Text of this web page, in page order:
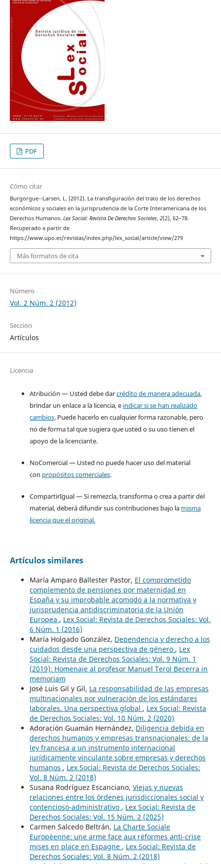
PDF
Cómo citar
Burgorgue--Larsen, L. (2012). La transfiguración del trato de los derechos
económicos y sociales en la jurisprudencia de la Corte Interamericana de los
Derechos Humanos. Lex Social: Revista De Derechos Sociales, 2(2), 62–78.
Recuperado a partir de
https://www.upo.es/revistas/index.php/lex_social/article/view/279
Más formatos de cita
Número
Vol. 2 Núm. 2 (2012)
Sección
Artículos
Licencia
Atribución — Usted debe darcrédito de manera adecuada,
brindar un enlace a la licencia, e indicar si se han realizado
cambios. Puede hacerlo en cualquier forma razonable, pero
no de forma tal que sugiera que usted o su uso tienen el
apoyo de la licenciante.
NoComercial — Usted no puede hacer uso del material
con propósitos comerciales.
CompartirIgual — Si remezcla, transforma o crea a partir del
material, deberá difundir sus contribuciones bajo la misma
licencia que el original.
Artículos similares
María Amparo Ballester Pastor, El comprometido
complemento de pensiones por maternidad en
España y su improbable acomodo a la normativa y
jurisprudencia antidiscriminatoria de la Unión
Europea , Lex Social: Revista de Derechos Sociales: Vol.
6 Núm. 1 (2016)
María Holgado González, Dependencia y derecho a los
cuidados desde una perspectiva de género , Lex
Social: Revista de Derechos Sociales: Vol. 9 Núm. 1
(2019): Homenaje al profesor Manuel Terol Becerra in
memoriam
José Luis Gil y Gil, La responsabilidad de las empresas
multinacionales por vulneración de los estándares
laborales. Una perspectiva global , Lex Social: Revista
de Derechos Sociales: Vol. 10 Núm. 2 (2020)
Adoración Guamán Hernández, Diligencia debida en
derechos humanos y empresas transnacionales: de la
ley francesa a un instrumento internacional
jurídicamente vinculante sobre empresas y derechos
humanos , Lex Social: Revista de Derechos Sociales:
Vol. 8 Núm. 2 (2018)
Susana Rodríguez Escanciano, Viejas y nuevas
relaciones entre los órdenes jurisdiccionales social y
contencioso-administrativo , Lex Social: Revista de
Derechos Sociales: Vol. 15 Núm. 2 (2025)
Carmen Salcedo Beltrán, La Charte Sociale
Européenne: une arme face aux réformes anti-crise
mises en place en Espagne , Lex Social: Revista de
Derechos Sociales: Vol. 8 Núm. 2 (2018)